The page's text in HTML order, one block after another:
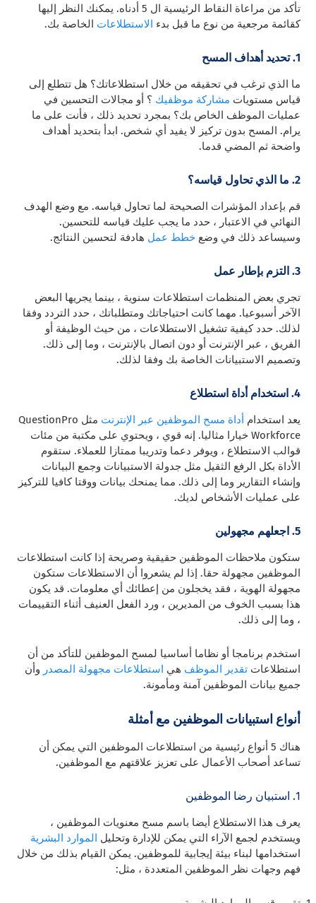
تأكد من مراعاة النقاط الرئيسية ال 5 أدناه. يمكنك النظر إليها
كقائمة مرجعية من نوع ما قبل بدء الاستطلاعات الخاصة بك.
1. تحديد أهداف المسح
ما الذي ترغب في تحقيقه من خلال استطلاعاتك؟ هل تتطلع إلى
قياس مستويات مشاركة موظفيك ؟ أو مجالات التحسين في
عمليات الموظف الخاص بك؟ بمجرد تحديد ذلك ، فأنت على ما
يرام. المسح بدون تركيز لا يفيد أي شخص. ابدأ بتحديد أهداف
واضحة ثم المضي قدما.
2. ما الذي تحاول قياسه؟
قم بإعداد المؤشرات الصحيحة لما تحاول قياسه. مع وضع الهدف
النهائي في الاعتبار ، حدد ما يجب عليك قياسه للتحسين.
وسيساعد ذلك في وضعخطط عمل هادفة لتحسين النتائج.
3. التزم بإطار عمل
تجري بعض المنظمات استطلاعات سنوية ، بينما يجريها البعض
الآخر أسبوعيا. مهما كانت احتياجاتك ومتطلباتك ، حدد التردد وفقا
لذلك. حدد كيفية تشغيل الاستطلاعات ، من حيث الوظيفة أو
الفريق ، عبر الإنترنت أو دون اتصال بالإنترنت ، وما إلى ذلك.
وتصميم الاستبيانات الخاصة بك وفقا لذلك.
4. استخدام أداة استطلاع
يعد استخدام أداة مسح الموظفين عبر الإنترنت
مثل QuestionPro
Workforce خيارا مثاليا. إنه قوي ، ويحتوي على مكتبة من مئات
قوالب الاستطلاع ، ويوفر دعما وتدريبا ممتازا للعملاء. ستقوم
الأداة بكل الرفع الثقيل مثل جدولة الاستبيانات وجمع البيانات
وإنشاء التقارير وما إلى ذلك. مما يمنحك بيانات ووقتا كافيا للتركيز
على عمليات الأشخاص لديك.
5. اجعلهم مجهولين
ستكون ملاحظات الموظفين حقيقية وصريحة إذا كانت استطلاعات
الموظفين مجهولة حقا. إذا لم يشعروا أن الاستطلاعات ستكون
مجهولة الهوية ، فقد يخجلون من إعطائك أي معلومات. قد يكون
هذا بسبب الخوف من المديرين ، ورد الفعل العنيف أثناء التقييمات
، وما إلى ذلك.
استخدم برنامجا أو نظاما أساسيا لمسح الموظفين للتأكد من أن
استطلاعاتتقدير الموظف هي استطلاعات مجهولة المصدر وأن
جميع بيانات الموظفين آمنة ومأمونة.
أنواع استبيانات الموظفين مع أمثلة
هناك 5 أنواع رئيسية من استطلاعات الموظفين التي يمكن أن
تساعد أصحاب الأعمال على تعزيز علاقتهم مع الموظفين.
1. استبيان رضا الموظفين
يعرف هذا الاستطلاع أيضا باسم مسح معنويات الموظفين ،
ويستخدم لجمع الآراء التي يمكن للإدارة وتحليل الموارد البشرية
استخدامها لبناء بيئة إيجابية للموظفين. يمكن القيام بذلك من خلال
فهم وجهات نظر الموظفين المتعددة ، مثل: